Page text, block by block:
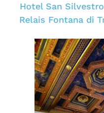
Hotel San Silvestro
Relais Fontana di